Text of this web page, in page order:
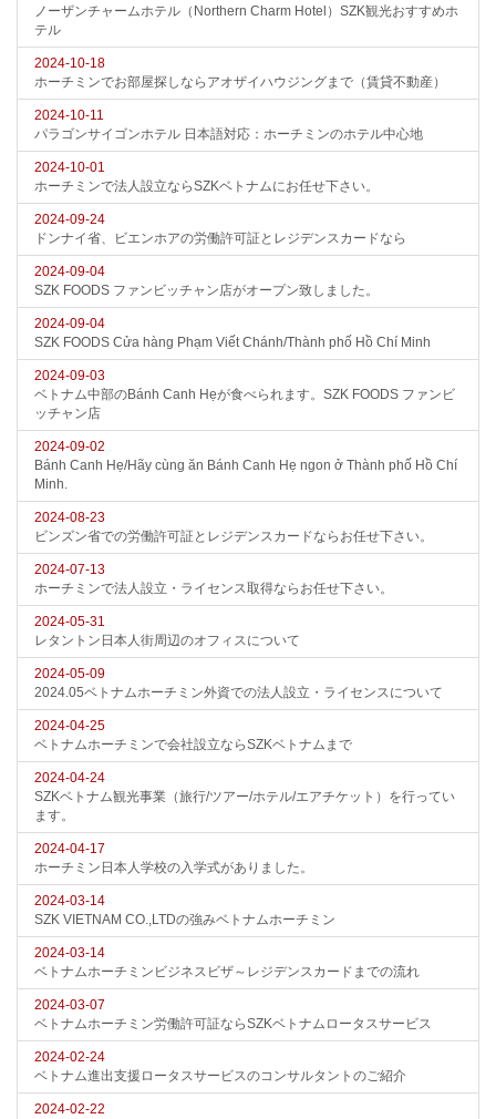
ノーザンチャームホテル（Northern Charm Hotel）SZK観光おすすめホ
テル
2024-10-18
ホーチミンでお部屋探しならアオザイハウジングまで（賃貸不動産）
2024-10-11
パラゴンサイゴンホテル 日本語対応：ホーチミンのホテル中心地
2024-10-01
ホーチミンで法人設立ならSZKベトナムにお任せ下さい。
2024-09-24
ドンナイ省、ビエンホアの労働許可証とレジデンスカードなら
2024-09-04
SZK FOODS ファンビッチャン店がオープン致しました。
2024-09-04
SZK FOODS Cửa hàng Phạm Viết Chánh/Thành phố Hồ Chí Minh
2024-09-03
ベトナム中部のBánh Canh Hẹが食べられます。SZK FOODS ファンビ
ッチャン店
2024-09-02
Bánh Canh Hẹ/Hãy cùng ăn Bánh Canh Hẹ ngon ở Thành phố Hồ Chí
Minh.
2024-08-23
ビンズン省での労働許可証とレジデンスカードならお任せ下さい。
2024-07-13
ホーチミンで法人設立・ライセンス取得ならお任せ下さい。
2024-05-31
レタントン日本人街周辺のオフィスについて
2024-05-09
2024.05ベトナムホーチミン外資での法人設立・ライセンスについて
2024-04-25
ベトナムホーチミンで会社設立ならSZKベトナムまで
2024-04-24
SZKベトナム観光事業（旅行/ツアー/ホテル/エアチケット）を行ってい
ます。
2024-04-17
ホーチミン日本人学校の入学式がありました。
2024-03-14
SZK VIETNAM CO.,LTDの強みベトナムホーチミン
2024-03-14
ベトナムホーチミンビジネスビザ～レジデンスカードまでの流れ
2024-03-07
ベトナムホーチミン労働許可証ならSZKベトナムロータスサービス
2024-02-24
ベトナム進出支援ロータスサービスのコンサルタントのご紹介
2024-02-22